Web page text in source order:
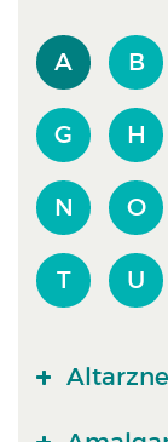
A B
G H
N O
T U